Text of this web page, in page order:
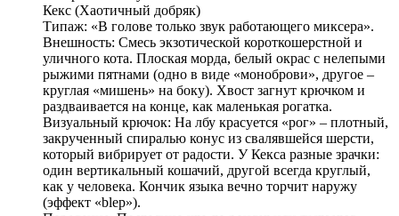
Кекс (Хаотичный добряк)
Типаж: «В голове только звук работающего миксера».
Внешность: Смесь экзотической короткошерстной и
уличного кота. Плоская морда, белый окрас с нелепыми
рыжими пятнами (одно в виде «моноброви», другое –
круглая «мишень» на боку). Хвост загнут крючком и
раздваивается на конце, как маленькая рогатка.
Визуальный крючок: На лбу красуется «рог» – плотный,
закрученный спиралью конус из свалявшейся шерсти,
который вибрирует от радости. У Кекса разные зрачки:
один вертикальный кошачий, другой всегда круглый,
как у человека. Кончик языка вечно торчит наружу
(эффект «blep»).